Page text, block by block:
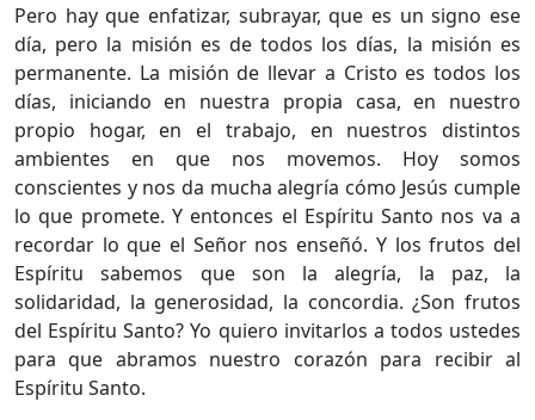
Pero hay que enfatizar, subrayar, que es un signo ese
día, pero la misión es de todos los días, la misión es
permanente. La misión de llevar a Cristo es todos los
días, iniciando en nuestra propia casa, en nuestro
propio hogar, en el trabajo, en nuestros distintos
ambientes en que nos movemos. Hoy somos
conscientes y nos da mucha alegría cómo Jesús cumple
lo que promete. Y entonces el Espíritu Santo nos va a
recordar lo que el Señor nos enseñó. Y los frutos del
Espíritu sabemos que son la alegría, la paz, la
solidaridad, la generosidad, la concordia. ¿Son frutos
del Espíritu Santo? Yo quiero invitarlos a todos ustedes
para que abramos nuestro corazón para recibir al
Espíritu Santo.